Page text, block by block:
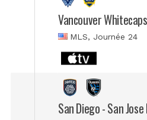
Vancouver
MLS, Journée 24
San Diego - San